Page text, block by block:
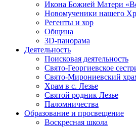
Икона Божией Матери
Новомученики нашего
Регенты и хор
Община
3D-панорама
Деятельность
Поисковая деятельность
Свято-Георгиевское
Свято-Мирониевский
Храм в с. Лезье
Святой родник Лезье
Паломничества
Образование и просвещение
Воскресная школа